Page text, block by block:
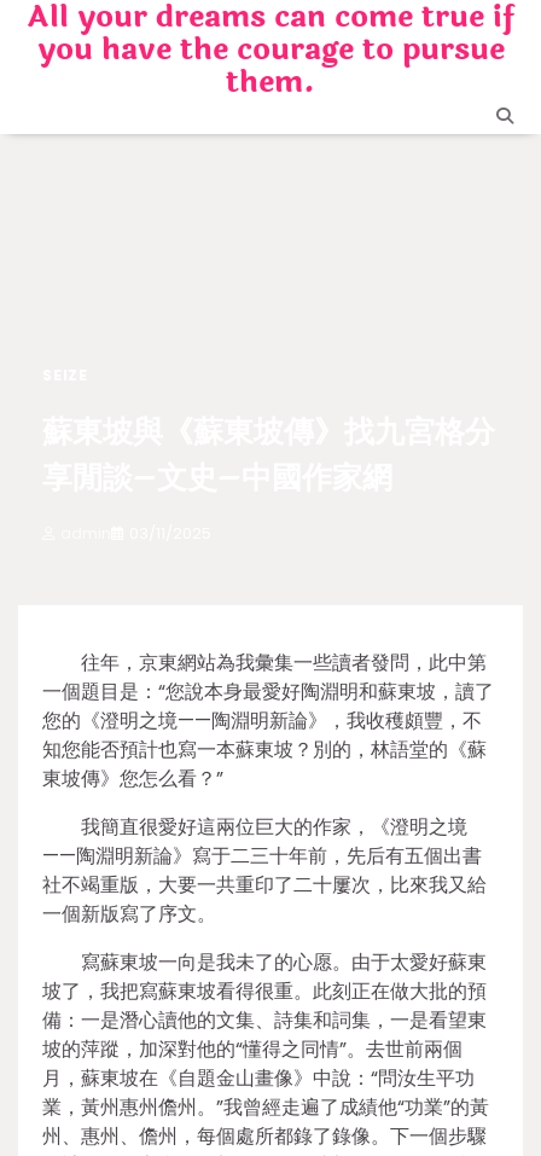
Skip
content
All your dreams can come true if
you have the courage to pursue
them.
往年，京東網站為我彙集一些讀者發問，此中第
一個題目是：“您說本身最愛好陶淵明和蘇東坡，讀了
您的《澄明之境——陶淵明新論》，我收穫頗豐，不
知您能否預計也寫一本蘇東坡？別的，林語堂的《蘇
東坡傳》您怎么看？”
我簡直很愛好這兩位巨大的作家，《澄明之境
——陶淵明新論》寫于二三十年前，先后有五個出書
社不竭重版，大要一共重印了二十屢次，比來我又給
一個新版寫了序文。
寫蘇東坡一向是我未了的心愿。由于太愛好蘇東
坡了，我把寫蘇東坡看得很重。此刻正在做大批的預
備：一是潛心讀他的文集、詩集和詞集，一是看望東
坡的萍蹤，加深對他的“懂得之同情”。去世前兩個
月，蘇東坡在《自題金山畫像》中說：“問汝生平功
業，黃州惠州儋州。”我曾經走遍了成績他“功業”的黃
州、惠州、儋州，每個處所都錄了錄像。下一個步驟